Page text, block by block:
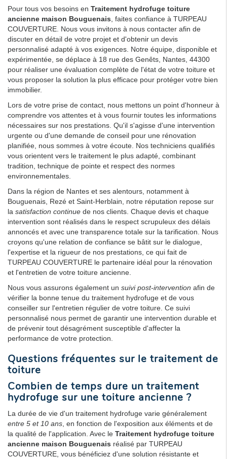
Pour tous vos besoins en Traitement hydrofuge toiture
ancienne maison Bouguenais , faites confiance à TURPEAU
COUVERTURE. Nous vous invitons à nous contacter afin de
discuter en détail de votre projet et d'obtenir un devis
personnalisé adapté à vos exigences. Notre équipe, disponible et
expérimentée, se déplace à 18 rue des Genêts, Nantes, 44300
pour réaliser une évaluation complète de l'état de votre toiture et
vous proposer la solution la plus efficace pour protéger votre bien
immobilier.
Lors de votre prise de contact, nous mettons un point d'honneur à
comprendre vos attentes et à vous fournir toutes les informations
nécessaires sur nos prestations. Qu'il s'agisse d'une intervention
urgente ou d'une demande de conseil pour une rénovation
planifiée, nous sommes à votre écoute. Nos techniciens qualifiés
vous orientent vers le traitement le plus adapté, combinant
tradition, technique de pointe et respect des normes
environnementales.
Dans la région de Nantes et ses alentours, notamment à
Bouguenais, Rezé et Saint-Herblain, notre réputation repose sur
la satisfaction continue de nos clients. Chaque devis et chaque
intervention sont réalisés dans le respect scrupuleux des délais
annoncés et avec une transparence totale sur la tarification. Nous
croyons qu'une relation de confiance se bâtit sur le dialogue,
l'expertise et la rigueur de nos prestations, ce qui fait de
TURPEAU COUVERTURE le partenaire idéal pour la rénovation
et l'entretien de votre toiture ancienne.
Nous vous assurons également un suivi post-intervention afin de
vérifier la bonne tenue du traitement hydrofuge et de vous
conseiller sur l'entretien régulier de votre toiture. Ce suivi
personnalisé nous permet de garantir une intervention durable et
de prévenir tout désagrément susceptible d'affecter la
performance de votre protection.
Questions fréquentes sur le traitement de
toiture
Combien de temps dure un traitement
hydrofuge sur une toiture ancienne ?
La durée de vie d'un traitement hydrofuge varie généralement
entre 5 et 10 ans , en fonction de l'exposition aux éléments et de
la qualité de l'application. Avec le Traitement hydrofuge toiture
ancienne maison Bouguenais réalisé par TURPEAU
COUVERTURE, vous bénéficiez d'une solution résistante et